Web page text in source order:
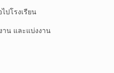
ปโรงเรียน​
าน และแบ่งงาน